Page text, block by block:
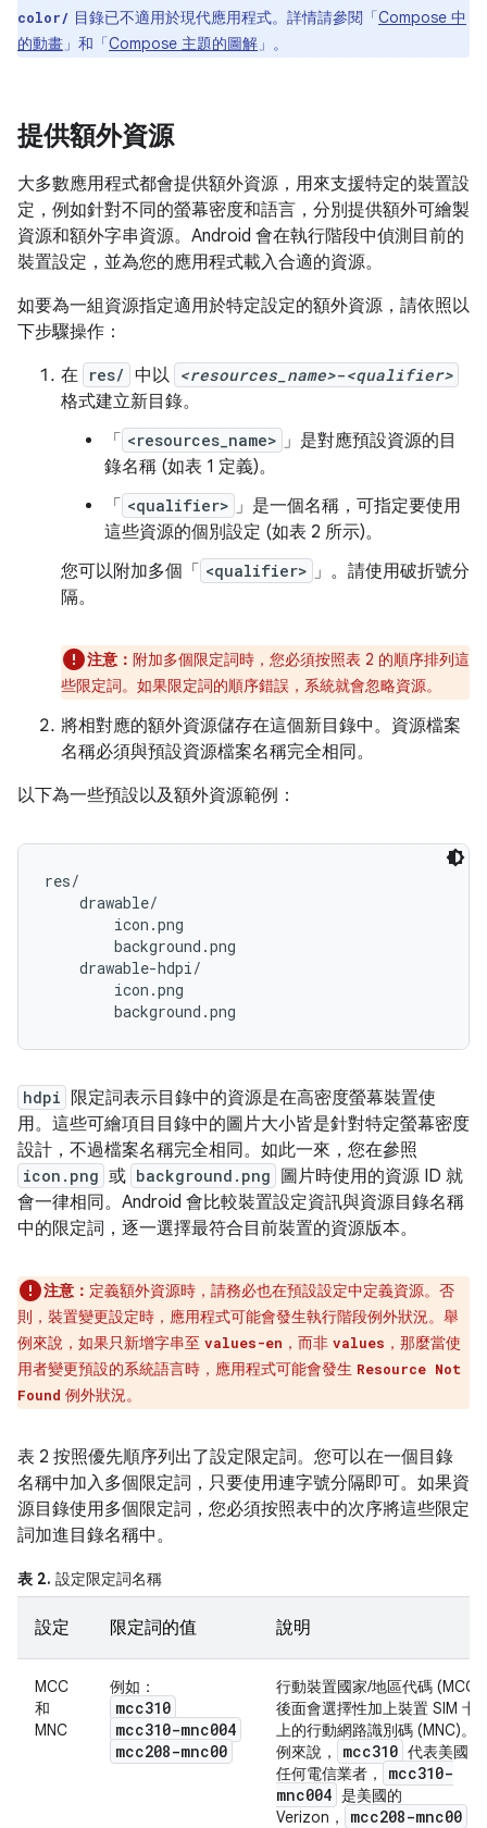
color/ 目錄已不適用於現代應用程式。詳情請參閱「Compose 中
的動畫 」和「Compose 主題的圖解 」。
提供額外資源
大多數應用程式都會提供額外資源，用來支援特定的裝置設
定，例如針對不同的螢幕密度和語言，分別提供額外可繪製
資源和額外字串資源。Android 會在執行階段中偵測目前的
裝置設定，並為您的應用程式載入合適的資源。
如要為一組資源指定適用於特定設定的額外資源，請依照以
下步驟操作：
在 res/ 中以 <resources_name>-<qualifier>
格式建立新目錄。
「
<resources_name> 」 是對應預設資源的目
錄名稱 (如表 1 定義)。
「
<qualifier> 」 是一個名稱，可指定要使用
這些資源的個別設定 (如表 2 所示)。
您可以附加多個「
<qualifier> 」 。請使用破折號分
隔。
注意： 附加多個限定詞時，您必須按照表 2 的順序排列這
些限定詞。如果限定詞的順序錯誤，系統就會忽略資源。
將相對應的額外資源儲存在這個新目錄中。資源檔案
名稱必須與預設資源檔案名稱完全相同。
以下為一些預設以及額外資源範例：
res/
    drawable/
        icon.png
        background.png
    drawable-hdpi/
        icon.png
hdpi
限定詞表示目錄中的資源是在高密度螢幕裝置使
用。這些可繪項目目錄中的圖片大小皆是針對特定螢幕密度
設計，不過檔案名稱完全相同。如此一來，您在參照
icon.png 或 background.png
圖片時使用的資源 ID 就
會一律相同。Android 會比較裝置設定資訊與資源目錄名稱
中的限定詞，逐一選擇最符合目前裝置的資源版本。
注意： 定義額外資源時，請務必也在預設設定中定義資源。否
則，裝置變更設定時，應用程式可能會發生執行階段例外狀況。舉
例來說，如果只新增字串至 values-en ，而非 values ，那麼當使
用者變更預設的系統語言時，應用程式可能會發生 Resource Not
Found 例外狀況。
表 2 按照優先順序列出了設定限定詞。您可以在一個目錄
名稱中加入多個限定詞，只要使用連字號分隔即可。如果資
源目錄使用多個限定詞，您必須按照表中的次序將這些限定
詞加進目錄名稱中。
表 2. 設定限定詞名稱
設定 限定詞的值 說明
MCC
和
MNC
例如：
mcc310
mcc310-mnc004
mcc208-mnc00
行動裝置國家/地區代碼 (MCC)
後面會選擇性加上裝置 SIM 卡
上的行動網路識別碼 (MNC)。
例來說，
mcc310 代表美國的
任何電信業者，
mcc310-
mnc004 是美國的
Verizon，
mcc208-mnc00